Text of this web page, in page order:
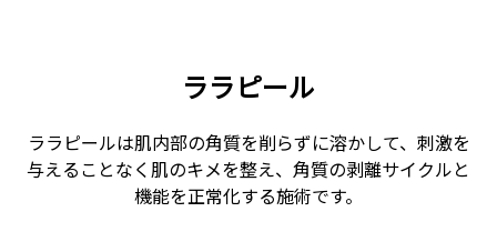
ララピール
ララピールは肌内部の角質を削らずに溶かして、刺激を
与えることなく肌のキメを整え、角質の剥離サイクルと
機能を正常化する施術です。